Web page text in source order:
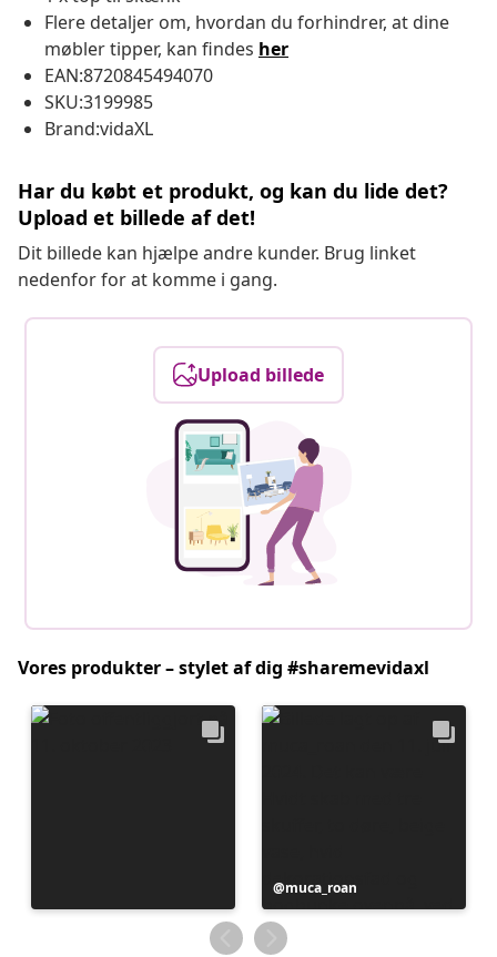
Flere detaljer om, hvordan du forhindrer, at dine
møbler tipper, kan findes her
EAN:8720845494070
SKU:3199985
Brand:vidaXL
Har du købt et produkt, og kan du lide det?
Upload et billede af det!
Dit billede kan hjælpe andre kunder. Brug linket
nedenfor for at komme i gang.
Upload billede
Vores produkter – stylet af dig #sharemevidaxl
Opslag
offentliggjort
af
muca_roan